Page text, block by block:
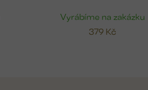
Vyrábíme na zakázku
379 Kč